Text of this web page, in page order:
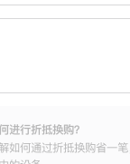
进行折抵换购？
如何通过折抵换购省一笔